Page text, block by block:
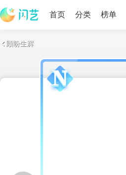
首页 分类 榜单
 顾盼生辉